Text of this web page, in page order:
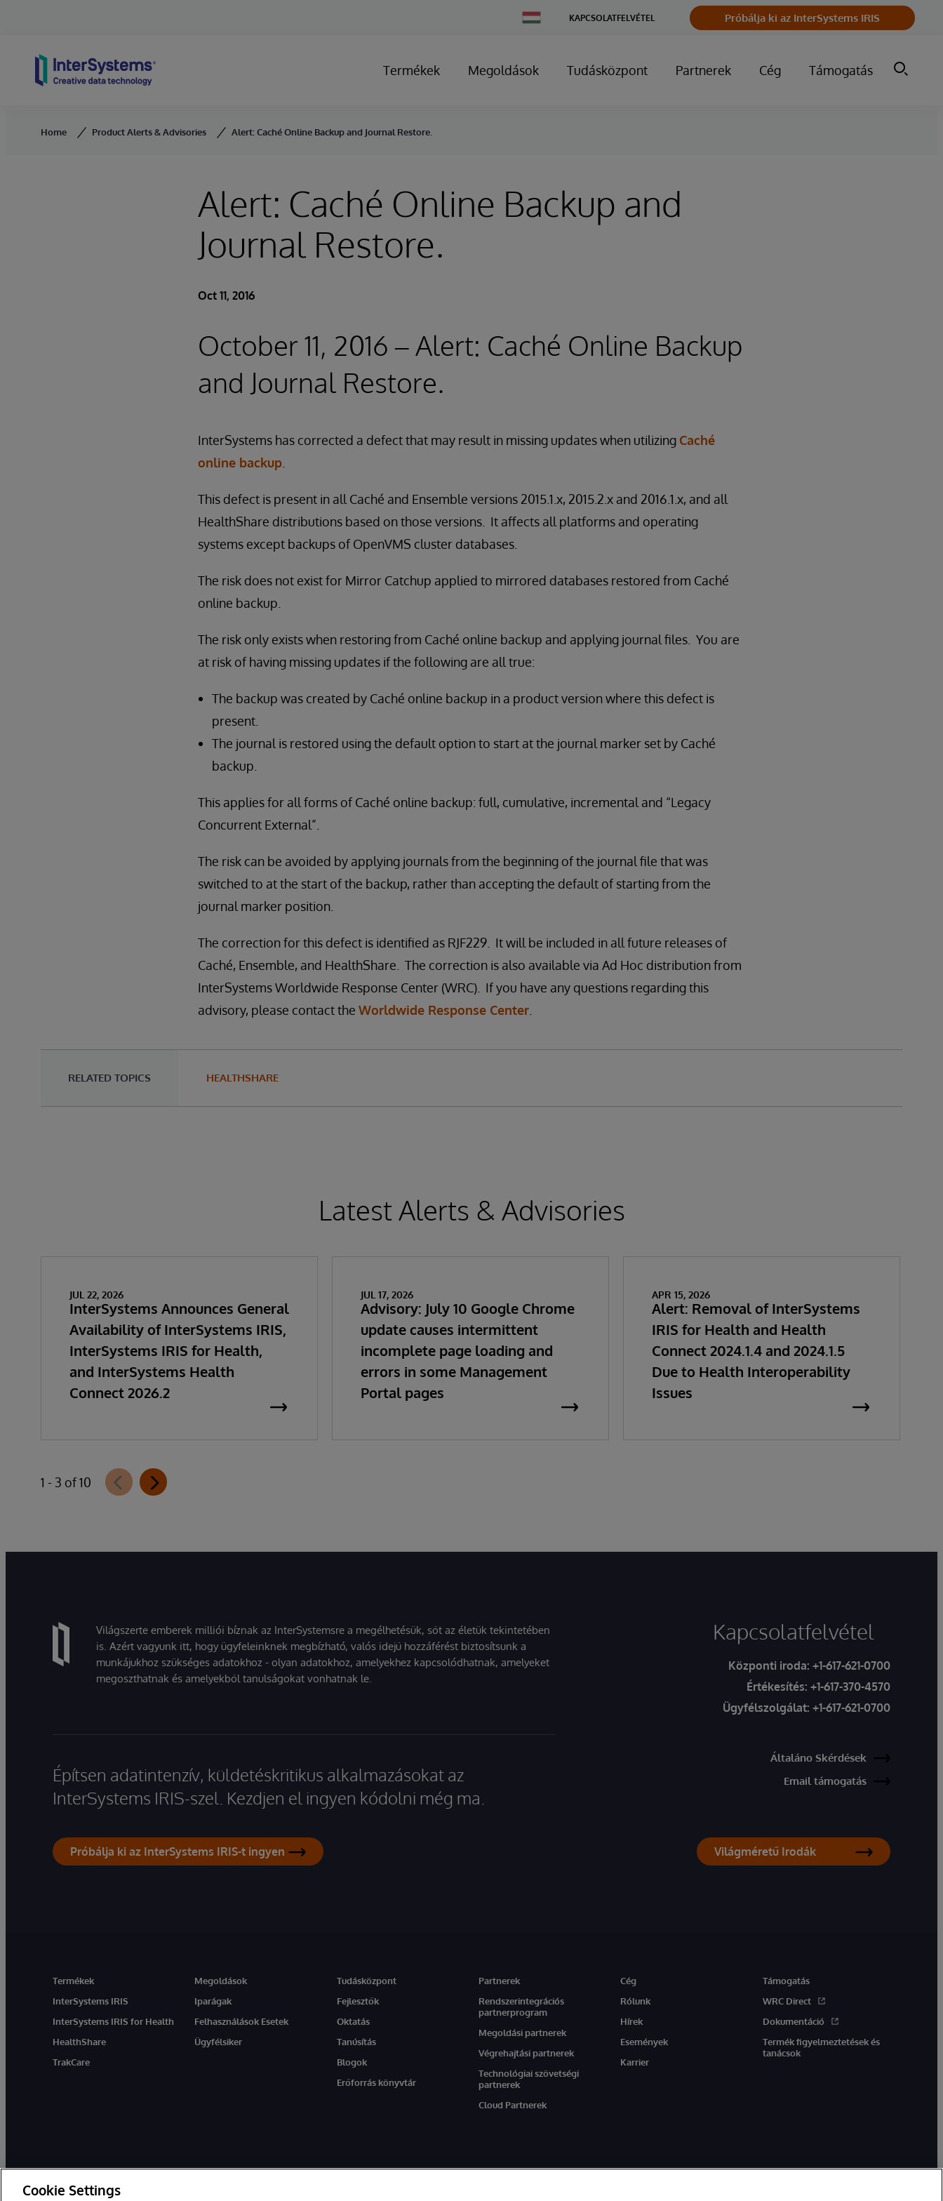
Change
Country
KAPCSOLATFELVÉTEL Próbálja ki az InterSystems IRIS
Termékek Megoldások Tudásközpont Partnerek Cég Támogatás
Home Product Alerts & Advisories Alert: Caché Online Backup and Journal Restore.
Alert: Caché Online Backup and
Journal Restore.
Oct 11, 2016
October 11, 2016 – Alert: Caché Online Backup
and Journal Restore.
InterSystems has corrected a defect that may result in missing updates when utilizing Caché
online backup
This defect is present in all Caché and Ensemble versions 2015.1.x, 2015.2.x and 2016.1.x, and all
HealthShare distributions based on those versions. It affects all platforms and operating
systems except backups of OpenVMS cluster databases.
The risk does not exist for Mirror Catchup applied to mirrored databases restored from Caché
online backup.
The risk only exists when restoring from Caché online backup and applying journal files. You are
at risk of having missing updates if the following are all true:
The backup was created by Caché online backup in a product version where this defect is
present.
The journal is restored using the default option to start at the journal marker set by Caché
backup.
This applies for all forms of Caché online backup: full, cumulative, incremental and “Legacy
Concurrent External”.
The risk can be avoided by applying journals from the beginning of the journal file that was
switched to at the start of the backup, rather than accepting the default of starting from the
journal marker position.
The correction for this defect is identified as RJF229. It will be included in all future releases of
Caché, Ensemble, and HealthShare. The correction is also available via Ad Hoc distribution from
InterSystems Worldwide Response Center (WRC). If you have any questions regarding this
advisory, please contact the Worldwide Response Center
RELATED TOPICS HEALTHSHARE
Latest Alerts & Advisories
JUL 22, 2026
InterSystems Announces General
Availability of InterSystems IRIS,
InterSystems IRIS for Health,
and InterSystems Health
Connect 2026.2
JUL 17, 2026
Advisory: July 10 Google Chrome
update causes intermittent
incomplete page loading and
errors in some Management
Portal pages
APR 15, 2026
Alert: Removal of InterSystems
IRIS for Health and Health
Connect 2024.1.4 and 2024.1.5
Due to Health Interoperability
Issues
1 - 3 of 10
Világszerte emberek milliói bíznak az InterSystemsre a megélhetésük, sőt az életük tekintetében
is. Azért vagyunk itt, hogy ügyfeleinknek megbízható, valós idejű hozzáférést biztosítsunk a
munkájukhoz szükséges adatokhoz - olyan adatokhoz, amelyekhez kapcsolódhatnak, amelyeket
megoszthatnak és amelyekből tanulságokat vonhatnak le.
Építsen adatintenzív, küldetéskritikus alkalmazásokat az
InterSystems IRIS-szel. Kezdjen el ingyen kódolni még ma.
Próbálja ki az InterSystems IRIS-t ingyen
Kapcsolatfelvétel
Központi iroda: +1-617-621-0700
Értékesítés: +1-617-370-4570
Ügyfélszolgálat: +1-617-621-0700
Általáno Skérdések
Email támogatás
Világméretű Irodák
Termékek
InterSystems IRIS
InterSystems IRIS for Health
HealthShare
TrakCare
Megoldások
Iparágak
Felhasználások Esetek
Ügyfélsiker
Tudásközpont
Fejlesztők
Oktatás
Tanúsítás
Blogok
Erőforrás könyvtár
Partnerek
Rendszerintegrációs
partnerprogram
Megoldási partnerek
Végrehajtási partnerek
Technológiai szövetségi
partnerek
Cloud Partnerek
Cég
Rólunk
Hírek
Események
Karrier
Támogatás
WRC Direct
Dokumentáció
Termék figyelmeztetések és
tanácsok
Cookie Settings